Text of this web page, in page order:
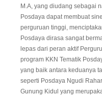
M.A, yang diudang sebagai
Posdaya dapat membuat
perguruan tinggi,
Posdaya dirasa sangat
lepas dari peran aktif
program KKN Tematik
yang baik antara keduanya
seperti Posdaya Ngudi
Gunung Kidul yang